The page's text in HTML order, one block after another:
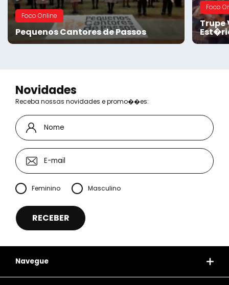
Foco Online
Pequenos Cantores de Passos
Foco
Trupe
Novidades
Receba nossas novidades e promo��es:
Feminino Masculino
Navegue